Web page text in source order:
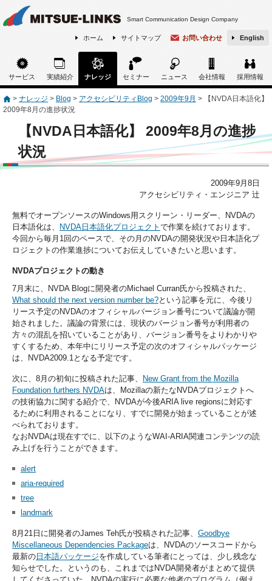
Smart Communication Design Company
ホーム サイトマップ お問い合わせ English
サービス 実績紹介 ナレッジ セミナー ニュース 会社情報 採用情報
> ナレッジ > Blog > アクセシビリティBlog > 2009年9月 >
【NVDA日本語化】
2009年8月の進捗状況
【NVDA日本語化】 2009年8月の進捗
状況
2009年9月8日
アクセシビリティ・エンジニア 辻
無料でオープンソースのWindows用スクリーン・リーダー、NVDAの
日本語化は、
NVDA日本語化プロジェクト で作業を続けております。
今回から毎月1回のペースで、その月のNVDAの開発状況や日本語化プ
ロジェクトの作業進捗についてお伝えしていきたいと思います。
NVDAプロジェクトの動き
7月末に、NVDA Blogに開発者のMichael Curran氏から投稿された、
What should the next version number be?という記事を元に、今後リ
リース予定のNVDAのオフィシャルバージョン番号について議論が開
始されました。議論の背景には、現状のバージョン番号が利用者の
方々の混乱を招いていることがあり、バージョン番号をよりわかりや
すくするため、本年中にリリース予定の次のオフィシャルパッケージ
は、NVDA2009.1となる予定です。
次に、8月の初旬に投稿された記事、
New Grant from the Mozilla
Foundation furthers NVDAは、Mozillaの新たなNVDAプロジェクトへ
の技術協力に関する紹介で、NVDAが今後ARIA live regionsに対応す
るために利用されることになり、すでに開発が始まっていることが述
べられております。
なおNVDAは現在すでに、以下のようなWAI-ARIA関連コンテンツの読
み上げを行うことができます。
alert
aria-required
tree
landmark
8月21日に開発者のJames Teh氏が投稿された記事、 Goodbye
Miscellaneous Dependencies Packageは、NVDAのソースコードから
最新の 日本語パッケージを作成している筆者にとっては、少し残念な
知らせでした。というのも、これまではNVDA開発者がまとめて提供